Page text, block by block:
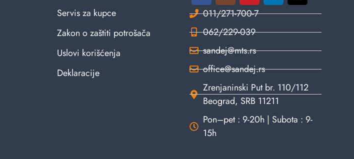
Servis za kupce
Zakon o zaštiti potrošača
Uslovi korišćenja
Deklaracije
011/271-700-7
062/229-039
sandej@mts.rs
office@sandej.rs
Zrenjaninski Put br. 110/112
Beograd, SRB 11211
Pon–pet : 9-20h | Subota : 9-
15h